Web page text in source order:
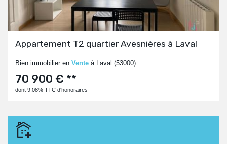
Appartement T2 quartier Avesnières à Laval
Bien immobilier en Vente à Laval (53000)
70 900 € **
dont 9.08% TTC d'honoraires